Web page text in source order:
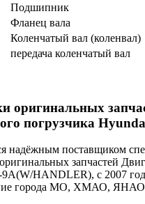
Подшипник
Фланец вала
Коленчатый вал (коленвал)
передача коленчатый вал
оригинальных
погрузчика
поставщиком
запчастей
HANDLER), с 2007
города МО, ХМАО,